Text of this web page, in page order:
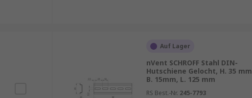
Auf Lager
nVent SCHROFF Stahl DIN-
Hutschiene Gelocht, H. 35 mm
B. 15mm, L. 125 mm
RS Best.-Nr. 245-7793